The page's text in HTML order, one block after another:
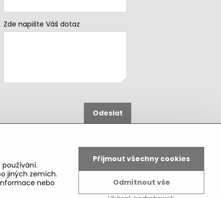
Zde napište Váš dotaz
Odeslat
jiných zemích.
nebo
Přijmout všechny cookies
Odmítnout vše